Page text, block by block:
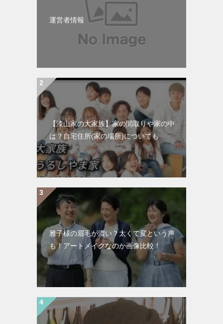
運営者情報
【漆山家の大家族】家の間取りや家の中
は？自宅住所(家の場所)についても
雅子様の眉毛が濃い？太くて変という声
も！アートメイクなのか画像比較！